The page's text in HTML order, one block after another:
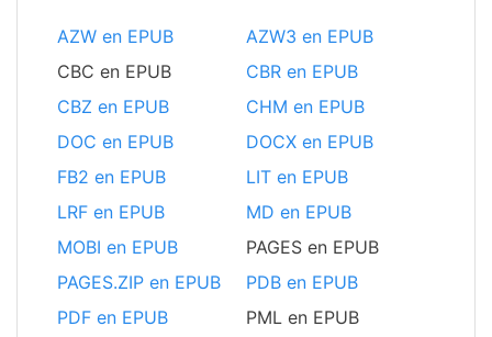
AZW en EPUB
AZW3 en EPUB
CBC en EPUB
CBR en EPUB
CBZ en EPUB
CHM en EPUB
DOC en EPUB
DOCX en EPUB
FB2 en EPUB
LIT en EPUB
LRF en EPUB
MD en EPUB
MOBI en EPUB
PAGES en EPUB
PAGES.ZIP en EPUB
PDB en EPUB
PDF en EPUB
PML en EPUB